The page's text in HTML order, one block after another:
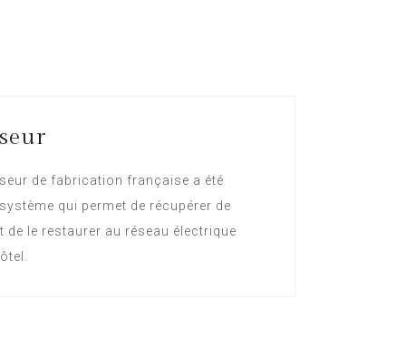
de fabrication française a été
qui permet de récupérer de
de le restaurer au réseau électrique